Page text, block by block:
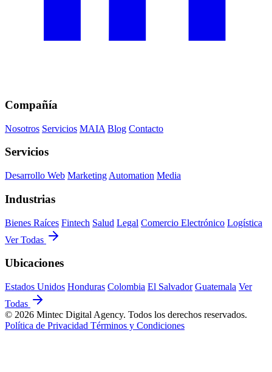
Compañía
Nosotros Servicios MAIA Blog Contacto
Servicios
Desarrollo Web Marketing Automation Media
Industrias
Bienes Raíces Fintech Salud Legal Comercio Electrónico Logística
Ver Todas
Ubicaciones
Estados Unidos Honduras Colombia El Salvador Guatemala Ver
Todas
© 2026 Mintec Digital Agency. Todos los derechos reservados.
Política de Privacidad Términos y Condiciones